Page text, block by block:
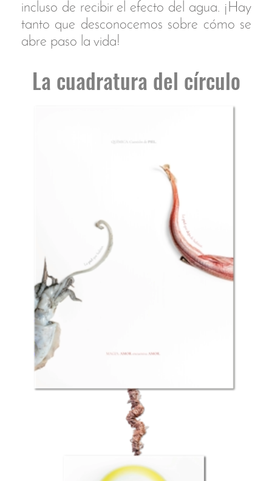
cáscara que permiten al embrión
evolutiva que representó el salto
definitivo de los vertebrados hacia
la vida terrestre.
Cocer ligeramente un filete de gallineta.
Apartar e infusionar con unas hojas de
Lavar arroz para sushi y cocer con este
de alioli suave con azafrán y una pizca de
cúrcuma. Enfriar y crear una “yema”.
Colocar un poco de arroz sobre un trozo
de papel film. Cubrir e ir dando forma de
un huevo. Hacer un pequeño agujero y
encajar con cuidado la “yema”. Cubrir con
un poco más de arroz para cerrar el